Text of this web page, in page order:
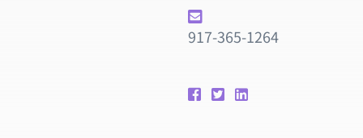
917-365-1264